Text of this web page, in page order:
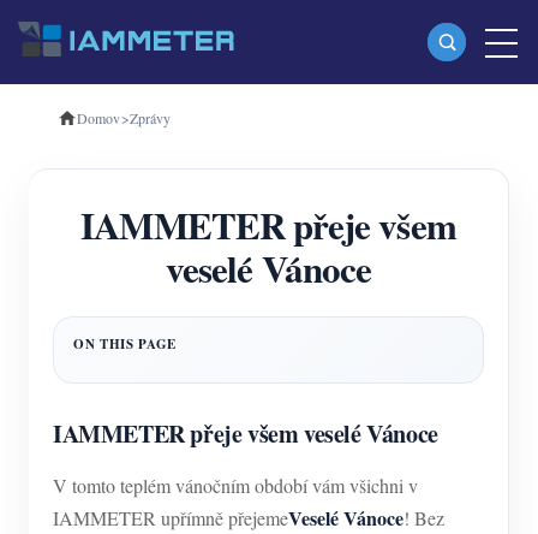
produkty
Třífázový Wi-Fi měřič energie (WEM3080T)
Třífázový Wi-Fi měřič energie (WEM3046T)
Třífázový Wi-Fi měřič energie (WEM3050T)
Nabíječka EV
Domov>Zprávy
IAMMETER přeje všem
veselé Vánoce
IAMMETER přeje všem veselé Vánoce
V tomto teplém vánočním období vám všichni v
IAMMETER upřímně přejemeVeselé Vánoce! Bez